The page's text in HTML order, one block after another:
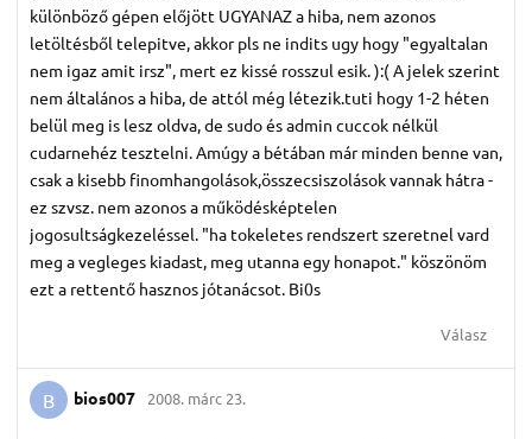
különböző gépen előjött UGYANAZ a hiba, nem azonos
letöltésből telepitve, akkor pls ne indits ugy hogy "egyaltalan
nem igaz amit irsz", mert ez kissé rosszul esik. ):( A jelek szerint
nem általános a hiba, de attól még létezik.tuti hogy 1-2 héten
belül meg is lesz oldva, de sudo és admin cuccok nélkül
cudarnehéz tesztelni. Amúgy a bétában már minden benne van,
csak a kisebb finomhangolások,összecsiszolások vannak hátra -
ez szvsz. nem azonos a működésképtelen
jogosultságkezeléssel. "ha tokeletes rendszert szeretnel vard
meg a vegleges kiadast, meg utanna egy honapot." köszönöm
ezt a rettentő hasznos jótanácsot. Bi0s
Válasz
B bios007 2008. márc 23.